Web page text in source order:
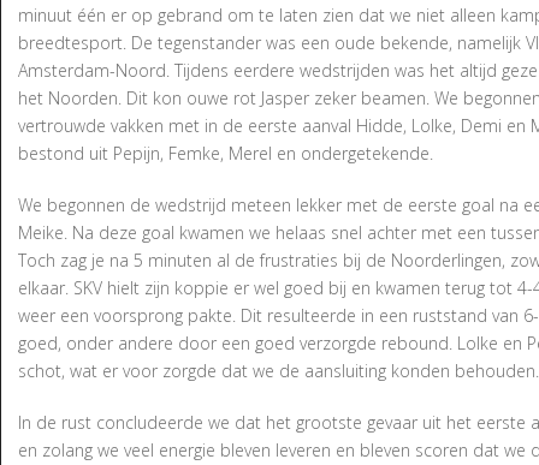
minuut één er op gebrand om te laten zien dat we niet alleen
breedtesport. De tegenstander was een oude bekende, namelijk
Amsterdam-Noord. Tijdens eerdere wedstrijden was het altijd
het Noorden. Dit kon ouwe rot Jasper zeker beamen. We
vertrouwde vakken met in de eerste aanval Hidde, Lolke, Demi en
bestond uit Pepijn, Femke, Merel en ondergetekende.
We begonnen de wedstrijd meteen lekker met de eerste goal na
Meike. Na deze goal kwamen we helaas snel achter met een
Toch zag je na 5 minuten al de frustraties bij de Noorderlingen,
elkaar. SKV hielt zijn koppie er wel goed bij en kwamen terug tot 4-
weer een voorsprong pakte. Dit resulteerde in een ruststand van
goed, onder andere door een goed verzorgde rebound. Lolke en
schot, wat er voor zorgde dat we de aansluiting konden behouden.
In de rust concludeerde we dat het grootste gevaar uit het eerste
en zolang we veel energie bleven leveren en bleven scoren dat we